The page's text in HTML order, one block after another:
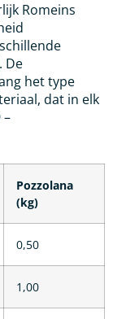
Romeins
De
het type
dat in elk
–
Pozzolana
(kg)
0,50
1,00